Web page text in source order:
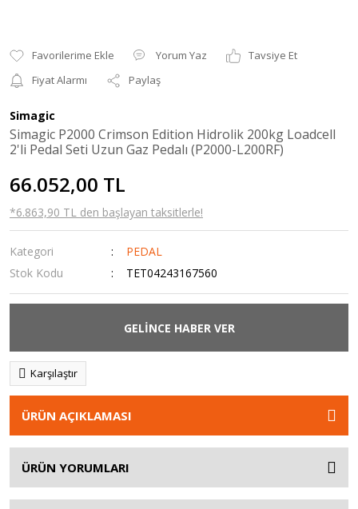
Yorum Yaz
Tavsiye Et
Fiyat Alarmı
Paylaş
Simagic
Simagic P2000 Crimson Edition Hidrolik 200kg Loadcell
2'li Pedal Seti Uzun Gaz Pedalı (P2000-L200RF)
66.052,00 TL
*6.863,90 TL den başlayan taksitlerle!
Kategori
PEDAL
Stok Kodu
TET04243167560
GELİNCE HABER VER
Karşılaştır
ÜRÜN AÇIKLAMASI
ÜRÜN YORUMLARI